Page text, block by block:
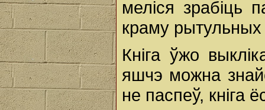
меліся зрабіць
краму рытульных
Кніга ўжо
яшчэ можна
не паспеў, кніга